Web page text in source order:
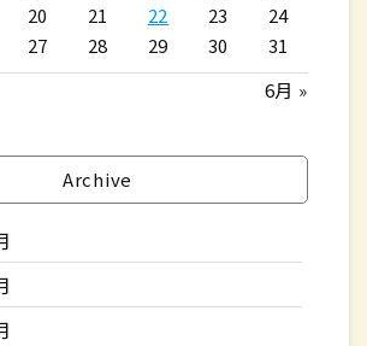
20 21 22 23
24
27 28 29 30
31
6月 »
Archive